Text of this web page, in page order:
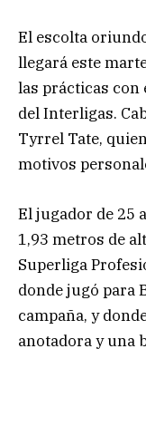
El escolta
llegará este
las prácticas con
del Interligas.
Tyrrel Tate,
motivos
El jugador de 25
1,93 metros de
Superliga
donde jugó para
campaña, y
anotadora y una